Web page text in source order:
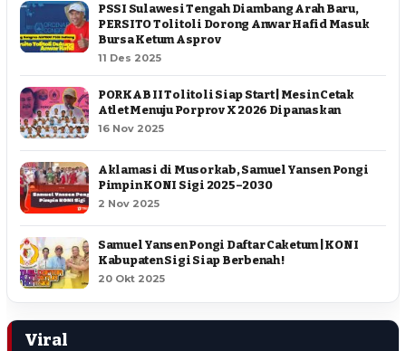
PSSI Sulawesi Tengah Diambang Arah Baru,
PERSITO Tolitoli Dorong Anwar Hafid Masuk
Bursa Ketum Asprov
11 Des 2025
PORKAB II Tolitoli Siap Start | Mesin Cetak
Atlet Menuju Porprov X 2026 Dipanaskan
16 Nov 2025
Aklamasi di Musorkab, Samuel Yansen Pongi
Pimpin KONI Sigi 2025–2030
2 Nov 2025
Samuel Yansen Pongi Daftar Caketum | KONI
Kabupaten Sigi Siap Berbenah !
20 Okt 2025
Viral